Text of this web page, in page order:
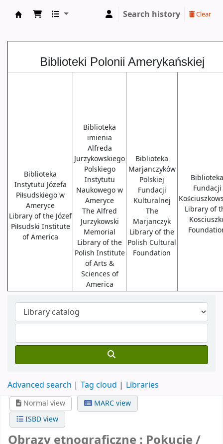
Search history Clear
Biblioteki Polonii Amerykańskiej
Biblioteka
Instytutu Józefa
Piłsudskiego w
Ameryce
Library of the Józef
Piłsudski Institute
of America
Biblioteka
imienia
Alfreda
Jurzykowskiego
Polskiego
Instytutu
Naukowego w
Ameryce
The Alfred
Jurzykowski
Memorial
Library of the
Polish Institute
of Arts &
Sciences of
America
Biblioteka
Marjanczyków
Polskiej
Fundacji
Kulturalnej
The
Marjanczyk
Library of the
Polish Cultural
Foundation
Biblioteka
Fundacji
Library of
Advanced search Tag cloud Libraries
Normal view
MARC view
ISBD view
Obrazy etnograficzne : Pokucie /